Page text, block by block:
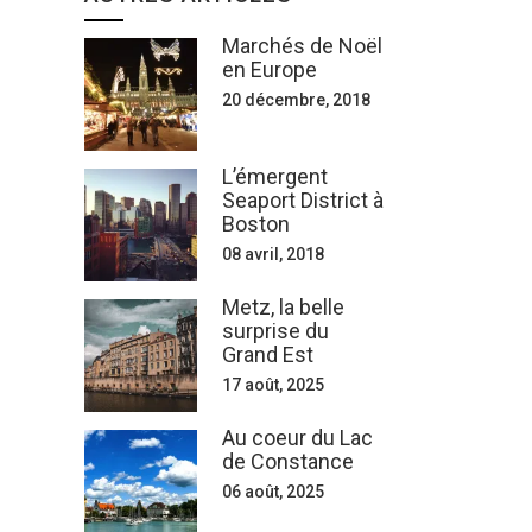
Marchés de Noël
en Europe
20 décembre, 2018
L’émergent
Seaport District à
Boston
08 avril, 2018
Metz, la belle
surprise du
Grand Est
17 août, 2025
Au coeur du Lac
de Constance
06 août, 2025